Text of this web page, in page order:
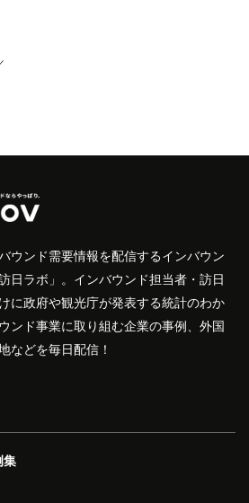
ウンド需要情報を配信するインバウン
日ラボ」。インバウンド担当者・訪日
に政府や観光庁が発表する統計のわか
ンド事業に取り組む企業の事例、外国
などを毎日配信！
集